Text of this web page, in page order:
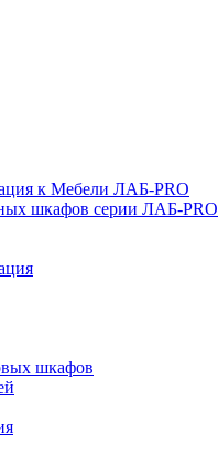
к Мебели ЛАБ-PRO
шкафов серии ЛАБ-PRO
шкафов